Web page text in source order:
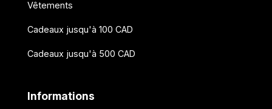
Vêtements
Cadeaux jusqu'à 100 CAD
Cadeaux jusqu'à 500 CAD
Informations